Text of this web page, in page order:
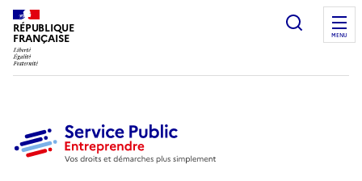
RÉPUBLIQUE
FRANÇAISE MENU